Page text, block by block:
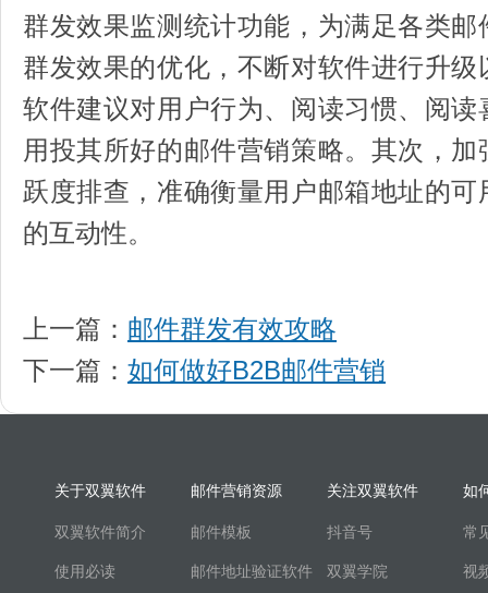
群发效果监测统计功能，为满足各类
群发效果的优化，不断对软件进行升
软件建议对用户行为、阅读习惯、阅
用投其所好的邮件营销策略。其次，
跃度排查，准确衡量用户邮箱地址的
的互动性。
上一篇： 邮件群发有效攻略
下一篇： 如何做好B2B邮件营销
关于双翼软件
双翼软件简介
使用必读
邮件营销资源
邮件模板
邮件地址验证软件
关注双翼软件
抖音号
双翼学院
如
常
视